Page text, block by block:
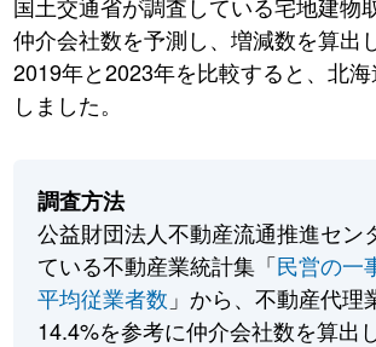
国土交通省が調査している宅地建物
仲介会社数を予測し、増減数を算出
2019年と2023年を比較すると、北
しました。
調査方法
公益財団法人不動産流通推進セン
ている不動産業統計集「民営の一
平均従業者数 」から、不動産代理
14.4%を参考に仲介会社数を算出